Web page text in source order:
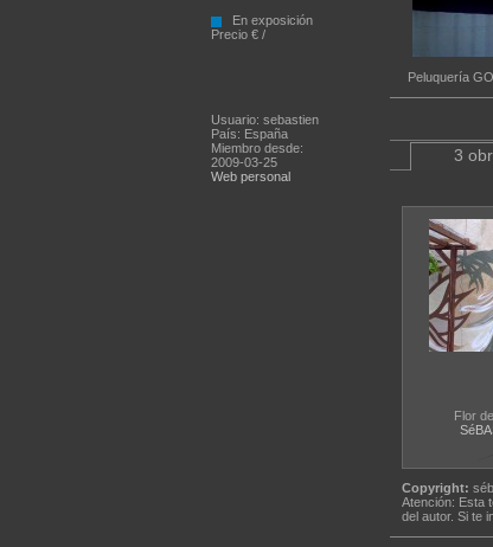
En exposición
Precio € /
Usuario: sebastien
País: España
Miembro desde:
2009-03-25
Web personal
Peluquería
3
Flor
Copyright:
Atención: Esta
del autor. Si te